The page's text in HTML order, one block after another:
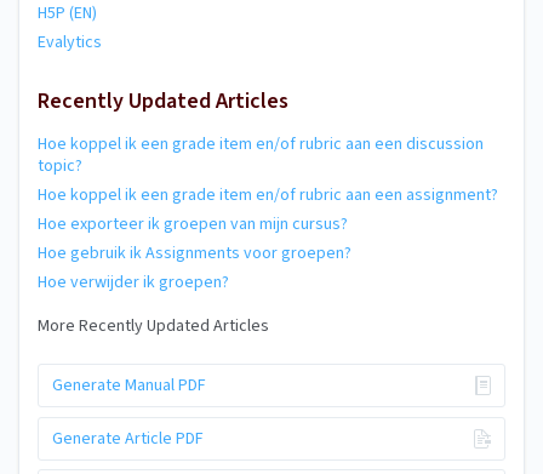
H5P (EN)
Evalytics
Recently Updated Articles
Hoe koppel ik een grade item en/of rubric aan een discussion
topic?
Hoe koppel ik een grade item en/of rubric aan een assignment?
Hoe exporteer ik groepen van mijn cursus?
Hoe gebruik ik Assignments voor groepen?
Hoe verwijder ik groepen?
More Recently Updated Articles
Generate Manual PDF
Generate Article PDF